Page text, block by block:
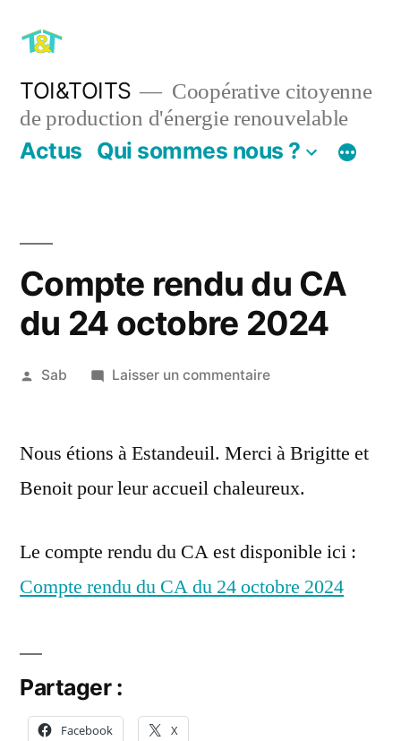
contenu
TOI&TOITS
Coopérative citoyenne
de production d'énergie renouvelable
Actus Qui sommes nous ?
Compte rendu du CA
du 24 octobre 2024
Publié
Sab
2025
Laisser un commentairesur
du
du
octobre
Nous étions à Estandeuil. Merci à Brigitte et
Benoit pour leur accueil chaleureux.
Le compte rendu du CA est disponible ici :
Compte rendu du CA du 24 octobre 2024
Partager :
Facebook X